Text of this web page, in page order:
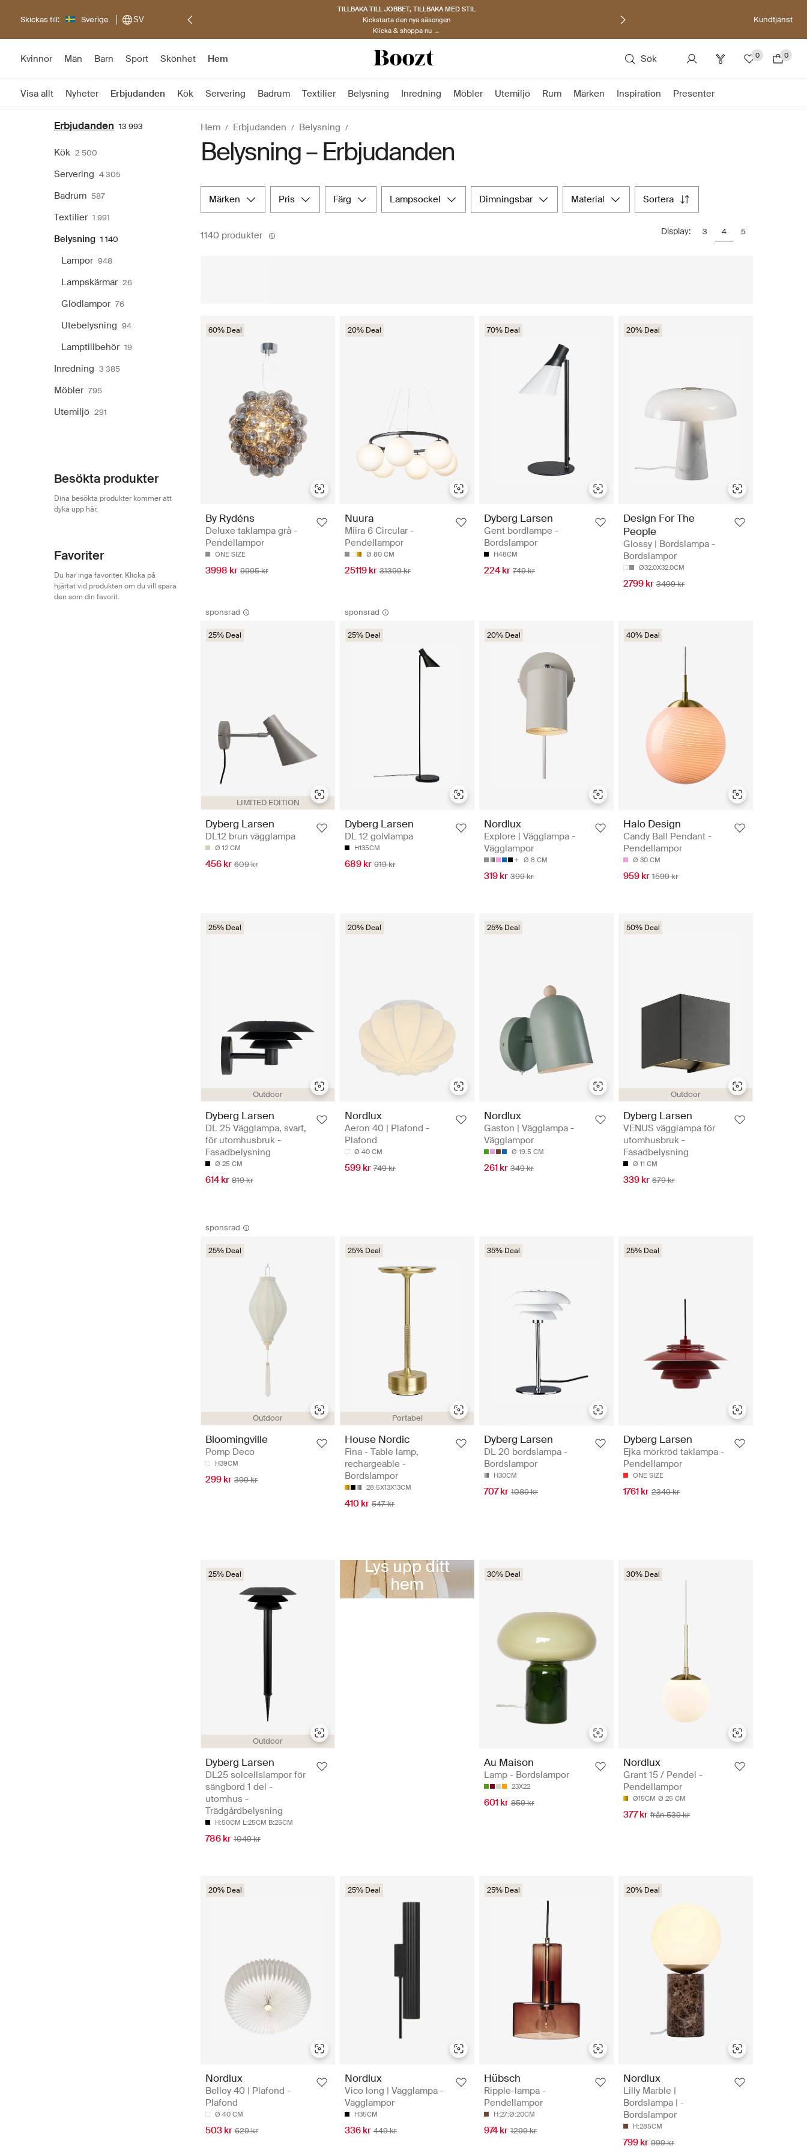
Skickas till: Sverige SV
TILLBAKA TILL JOBBET, TILLBAKA MED STIL
Kickstarta den nya säsongen
Klicka & shoppa nu →
Kundtjänst
Kvinnor Män Barn Sport Skönhet Hem Sök 0 0
Visa allt Nyheter Erbjudanden Kök Servering Badrum Textilier Belysning Inredning Möbler Utemiljö Rum Märken Inspiration Presenter
Erbjudanden 13 993
Kök 2 500
Servering 4 305
Badrum 587
Textilier 1 991
Belysning 1 140
Lampor 948
Lampskärmar 26
Glödlampor 76
Utebelysning 94
Lamptillbehör 19
Inredning 3 385
Möbler 795
Utemiljö 291
Besökta produkter
Dina besökta produkter kommer att
dyka upp här.
Favoriter
Du har inga favoriter. Klicka på
hjärtat vid produkten om du vill spara
den som din favorit.
Hem Erbjudanden Belysning
Belysning – Erbjudanden
märken pris färg lampsockel dimningsbar material sortera
1140 produkter Display: 3 4 5
60% Deal
By Rydéns
Deluxe taklampa grå -
Pendellampor
ONE SIZE
3998 kr 9995 kr
20% Deal
Nuura
Miira 6 Circular -
Pendellampor
Ø 80 CM
25119 kr 31399 kr
70% Deal
Dyberg Larsen
Gent bordlampe -
Bordslampor
H48CM
224 kr 749 kr
20% Deal
Design For The
People
Glossy | Bordslampa -
Bordslampor
Ø32.0X32.0CM
2799 kr 3499 kr
sponsrad
LIMITED EDITION
25% Deal
Dyberg Larsen
DL12 brun vägglampa
Ø 12 CM
456 kr 609 kr
sponsrad
25% Deal
Dyberg Larsen
DL 12 golvlampa
H135CM
689 kr 919 kr
20% Deal
Nordlux
Explore | Vägglampa -
Vägglampor
Ø 8 CM
319 kr 399 kr
40% Deal
Halo Design
Candy Ball Pendant -
Pendellampor
Ø 30 CM
959 kr 1599 kr
Outdoor
25% Deal
Dyberg Larsen
DL 25 Vägglampa, svart,
för utomhusbruk -
Fasadbelysning
Ø 25 CM
614 kr 819 kr
20% Deal
Nordlux
Aeron 40 | Plafond -
Plafond
Ø 40 CM
599 kr 749 kr
25% Deal
Nordlux
Gaston | Vägglampa -
Vägglampor
Ø 19.5 CM
261 kr 349 kr
Outdoor
50% Deal
Dyberg Larsen
VENUS vägglampa för
utomhusbruk -
Fasadbelysning
Ø 11 CM
339 kr 679 kr
sponsrad
Outdoor
25% Deal
Bloomingville
Pomp Deco
H39CM
299 kr 399 kr
Portabel
25% Deal
House Nordic
Fina - Table lamp,
rechargeable -
Bordslampor
28.5X13X13CM
410 kr 547 kr
35% Deal
Dyberg Larsen
DL 20 bordslampa -
Bordslampor
H30CM
707 kr 1089 kr
25% Deal
Dyberg Larsen
Ejka mörkröd taklampa -
Pendellampor
ONE SIZE
1761 kr 2349 kr
Outdoor
25% Deal
Dyberg Larsen
DL25 solcellslampor för
sängbord 1 del -
utomhus -
Trädgårdbelysning
H:50CM L:25CM B:25CM
786 kr 1049 kr
30% Deal
Au Maison
Lamp - Bordslampor
23X22
601 kr 859 kr
30% Deal
Nordlux
Grant 15 / Pendel -
Pendellampor
Ø15CM Ø 25 CM
377 kr från 539 kr
20% Deal
Nordlux
Belloy 40 | Plafond -
Plafond
Ø 40 CM
503 kr 629 kr
25% Deal
Nordlux
Vico long | Vägglampa -
Vägglampor
H35CM
336 kr 449 kr
25% Deal
Hübsch
Ripple-lampa -
Pendellampor
H:27;Ø:20CM
974 kr 1299 kr
20% Deal
Nordlux
Lilly Marble |
Bordslampa | -
Bordslampor
H:285CM
799 kr 999 kr